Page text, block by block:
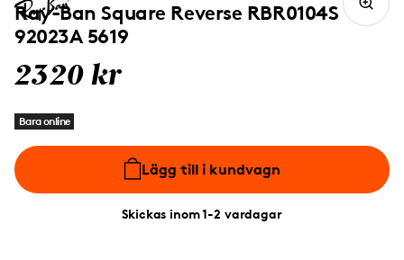
Ray-Ban Square Reverse RBR0104S
92023A 5619
2320 kr
Bara online
Lägg till i kundvagn
Skickas inom 1-2 vardagar